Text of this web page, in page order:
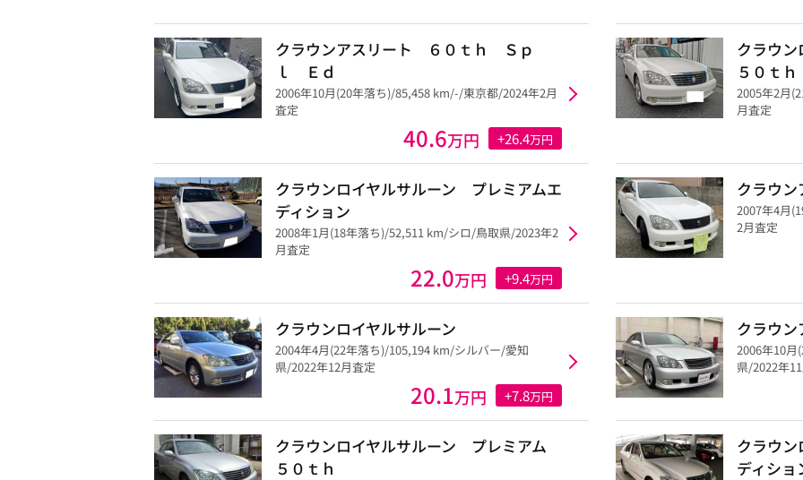
クラウンアスリート ６０ｔｈ Ｓｐ
ｌ Ｅｄ
2006年10月(20年落ち)/85,458 km/-/東京都/2024年2月
査定
40.6万円 +26.4万円
クラウ
５０ｔｈ
2005年2月
月査定
クラウンロイヤルサルーン プレミアムエ
ディション
2008年1月(18年落ち)/52,511 km/シロ/鳥取県/2023年2
月査定
22.0万円 +9.4万円
クラウン
2007年4月
2月査定
クラウンロイヤルサルーン
2004年4月(22年落ち)/105,194 km/シルバー/愛知
県/2022年12月査定
20.1万円 +7.8万円
クラウン
2006年10
県/2022年
クラウンロイヤルサルーン プレミアム
５０ｔｈ
クラウ
ディショ